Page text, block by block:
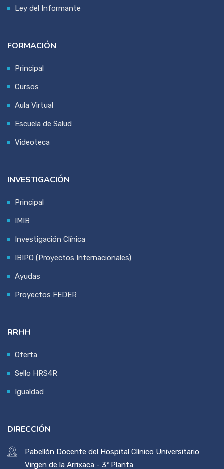
Ley del Informante
FORMACIÓN
Principal
Cursos
Aula Virtual
Escuela de Salud
Videoteca
INVESTIGACIÓN
Principal
IMIB
Investigación Clínica
IBIPO (Proyectos Internacionales)
Ayudas
Proyectos FEDER
RRHH
Oferta
Sello HRS4R
Igualdad
DIRECCIÓN
Pabellón Docente del Hospital Clínico Universitario
Virgen de la Arrixaca - 3ª Planta